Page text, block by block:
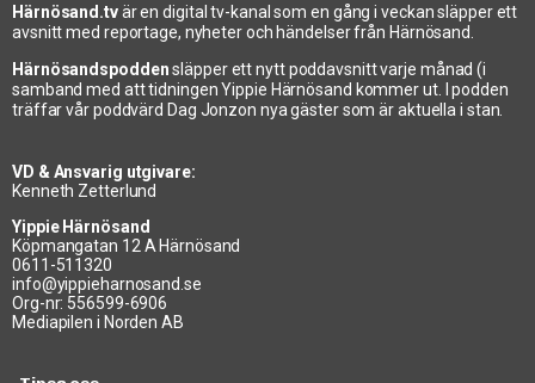
Härnösand.tvär en digital tv-kanal som en gång i veckan släpper ett
avsnitt med reportage, nyheter och händelser från Härnösand.
Härnösandspoddensläpper ett nytt poddavsnitt varje månad (i
samband med att tidningen Yippie Härnösand kommer ut. I podden
träffar vår poddvärd Dag Jonzon nya gäster som är aktuella i stan.
VD & Ansvarig utgivare:
Kenneth Zetterlund
Yippie Härnösand
Köpmangatan 12 A Härnösand
0611-511320
info@yippieharnosand.se
Org-nr: 556599-6906
Mediapilen i Norden AB